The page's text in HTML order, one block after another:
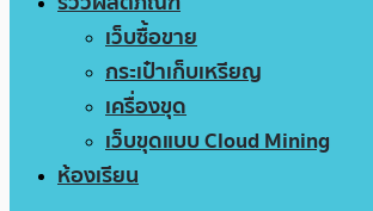
เว็บซื้อขาย
กระเป๋าเก็บเหรียญ
เครื่องขุด
เว็บขุดแบบ Cloud Mining
ห้องเรียน